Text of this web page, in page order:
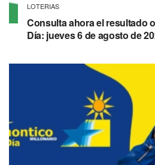
LOTERIAS
Consulta ahora el resultado
Día: jueves 6 de agosto de